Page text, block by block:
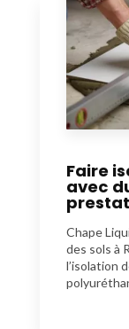
Faire
avec
Chape
des sols à
l’isolation